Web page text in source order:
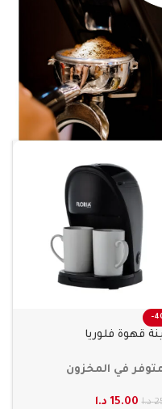
-
قهوة فلوريا
في المخزون
د.ا 15.00 د.ا